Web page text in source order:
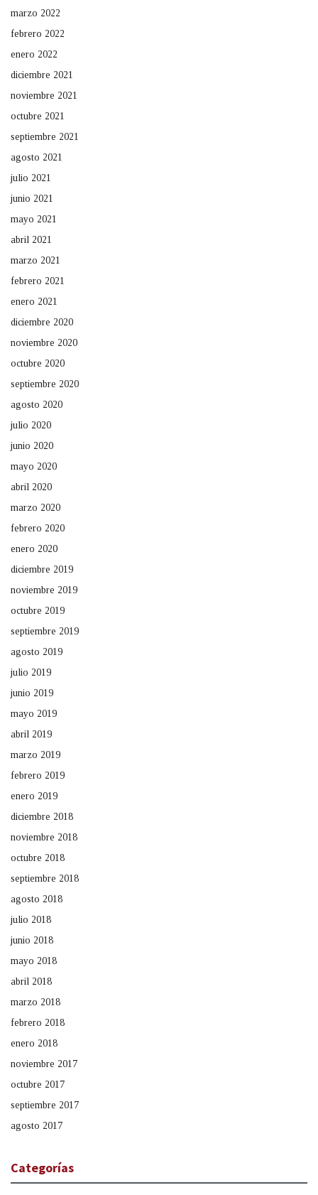
marzo 2022
febrero 2022
enero 2022
diciembre 2021
noviembre 2021
octubre 2021
septiembre 2021
agosto 2021
julio 2021
junio 2021
mayo 2021
abril 2021
marzo 2021
febrero 2021
enero 2021
diciembre 2020
noviembre 2020
octubre 2020
septiembre 2020
agosto 2020
julio 2020
junio 2020
mayo 2020
abril 2020
marzo 2020
febrero 2020
enero 2020
diciembre 2019
noviembre 2019
octubre 2019
septiembre 2019
agosto 2019
julio 2019
junio 2019
mayo 2019
abril 2019
marzo 2019
febrero 2019
enero 2019
diciembre 2018
noviembre 2018
octubre 2018
septiembre 2018
agosto 2018
julio 2018
junio 2018
mayo 2018
abril 2018
marzo 2018
febrero 2018
enero 2018
noviembre 2017
octubre 2017
septiembre 2017
agosto 2017
Categorías